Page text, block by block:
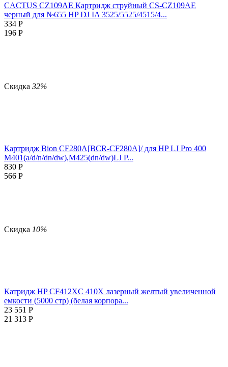
CACTUS CZ109AE Картридж струйный CS-CZ109AE
черный для №655 HP DJ IA 3525/5525/4515/4...
334 Р
196 Р
Скидка 32%
Картридж Bion CF280A[BCR-CF280A]/ для HP LJ Pro 400
M401(a/d/n/dn/dw),M425(dn/dw)LJ P...
830 Р
566 Р
Скидка 10%
Катридж HP CF412XC 410X лазерный желтый увеличенной
емкости (5000 стр) (белая корпора...
23 551 Р
21 313 Р